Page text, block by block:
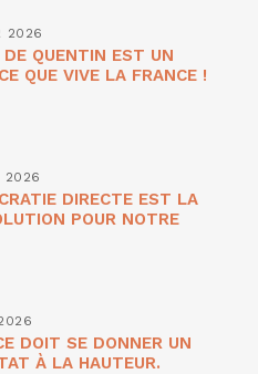
2026
QUENTIN EST UN
QUE VIVE LA FRANCE !
2026
DIRECTE EST LA
POUR NOTRE
DOIT SE DONNER UN
À LA HAUTEUR.